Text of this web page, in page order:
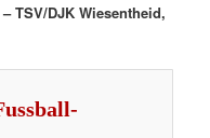
TSV/DJK Wiesentheid,